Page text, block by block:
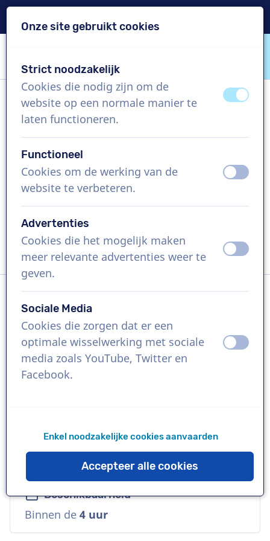
VoiceProductions
Hervé
Man, Frankrijk
US$ 304,95
excl. BTW
Bedrijfsfilm , 1 - 250 woorden
Vraag een custom demo aan
Taal
Frans
Referenties
Stem
Diep, Warm, Zakelijk
Beschikbaarheid
Binnen de 4 uur
Onze site gebruikt cookies
Strict noodzakelijk
Cookies die nodig zijn om de
website op een normale manier te
laten functioneren.
uitaan
Functioneel
Cookies om de werking van de
website te verbeteren.
uit aan
Advertenties
Cookies die het mogelijk maken
meer relevante advertenties weer te
geven.
uit aan
Sociale Media
Cookies die zorgen dat er een
optimale wisselwerking met sociale
media zoals YouTube, Twitter en
Facebook.
uit aan
Enkel noodzakelijke cookies aanvaarden
Accepteer alle cookies